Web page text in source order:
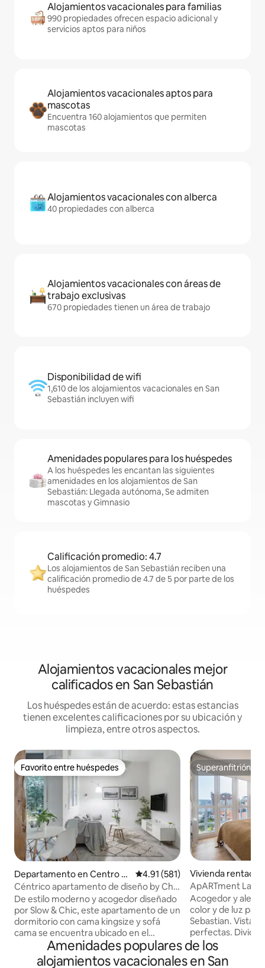
Alojamientos vacacionales para familias
990 propiedades ofrecen espacio adicional y
servicios aptos para niños
Alojamientos vacacionales aptos para
mascotas
Encuentra 160 alojamientos que permiten
mascotas
Alojamientos vacacionales con alberca
40 propiedades con alberca
Alojamientos vacacionales con áreas de
trabajo exclusivas
670 propiedades tienen un área de trabajo
Disponibilidad de wifi
1,610 de los alojamientos vacacionales en San
Sebastián incluyen wifi
Amenidades populares para los huéspedes
A los huéspedes les encantan las siguientes
amenidades en los alojamientos de San
Sebastián: Llegada autónoma, Se admiten
mascotas y Gimnasio
Calificación promedio: 4.7
Los alojamientos de San Sebastián reciben una
calificación promedio de 4.7 de 5 por parte de los
huéspedes
Alojamientos vacacionales mejor
calificados en San Sebastián
Los huéspedes están de acuerdo: estas estancias
tienen excelentes calificaciones por su ubicación y
limpieza, entre otros aspectos.
Favorito entre huéspedes
Favorito entre huéspedes
Departamento en Centro d
e San Sebastián
Calificación promedio: 4.91 de
4.91 (581)
Céntrico apartamento de diseño by Chic
Donosti
De estilo moderno y acogedor diseñado
por Slow & Chic, este apartamento de un
dormitorio con cama kingsize y sofá
cama se encuentra ubicado en el
corazón de San Sebastián, a 5 minutos a
pie de la playa de la Concha.
Superanfitrión
Superanfitrión
Vivienda rentada
de San Sebastián
ApARTment La
Acogedor y
color y de luz
Sebastian. Vistas al mar.
perfectas.
espaciosa y con
salón comedor
Amenidades populares de los
alojamientos vacacionales en San